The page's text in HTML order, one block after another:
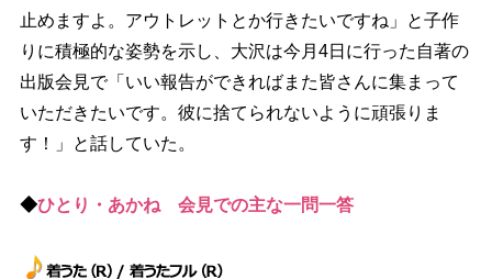
止めますよ。アウトレットとか行きたいですね」と子作
りに積極的な姿勢を示し、大沢は今月4日に行った自著の
出版会見で「いい報告ができればまた皆さんに集まって
いただきたいです。彼に捨てられないように頑張りま
す！」と話していた。
◆ひとり・あかね 会見での主な一問一答